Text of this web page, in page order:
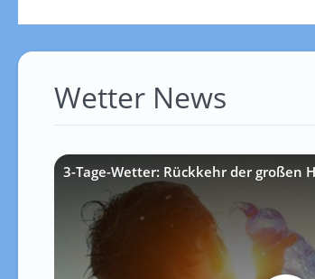
Wetter News
3-Tage-Wetter: Rückkehr der großen